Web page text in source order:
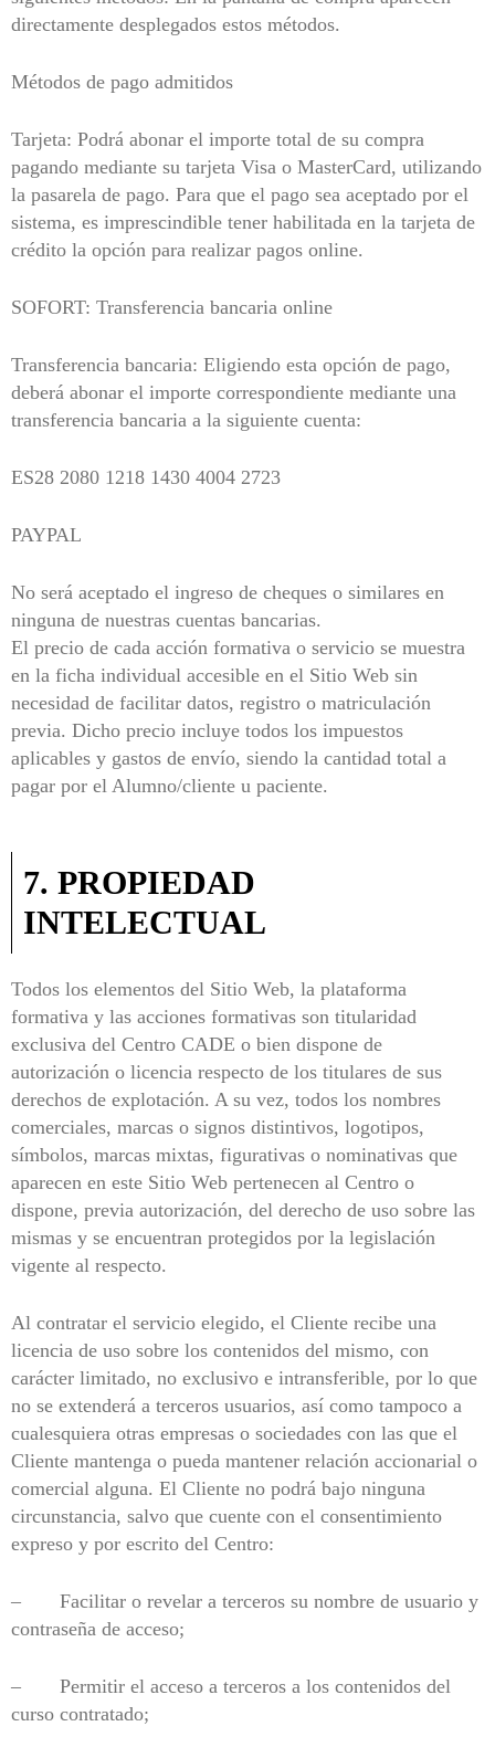
directamente desplegados estos métodos.
Métodos de pago admitidos
Tarjeta: Podrá abonar el importe total de su compra
pagando mediante su tarjeta Visa o MasterCard, utilizando
la pasarela de pago. Para que el pago sea aceptado por el
sistema, es imprescindible tener habilitada en la tarjeta de
crédito la opción para realizar pagos online.
SOFORT: Transferencia bancaria online
Transferencia bancaria: Eligiendo esta opción de pago,
deberá abonar el importe correspondiente mediante una
transferencia bancaria a la siguiente cuenta:
ES28 2080 1218 1430 4004 2723
PAYPAL
No será aceptado el ingreso de cheques o similares en
ninguna de nuestras cuentas bancarias.
El precio de cada acción formativa o servicio se muestra
en la ficha individual accesible en el Sitio Web sin
necesidad de facilitar datos, registro o matriculación
previa. Dicho precio incluye todos los impuestos
aplicables y gastos de envío, siendo la cantidad total a
pagar por el Alumno/cliente u paciente.
7. PROPIEDAD
INTELECTUAL
Todos los elementos del Sitio Web, la plataforma
formativa y las acciones formativas son titularidad
exclusiva del Centro CADE o bien dispone de
autorización o licencia respecto de los titulares de sus
derechos de explotación. A su vez, todos los nombres
comerciales, marcas o signos distintivos, logotipos,
símbolos, marcas mixtas, figurativas o nominativas que
aparecen en este Sitio Web pertenecen al Centro o
dispone, previa autorización, del derecho de uso sobre las
mismas y se encuentran protegidos por la legislación
vigente al respecto.
Al contratar el servicio elegido, el Cliente recibe una
licencia de uso sobre los contenidos del mismo, con
carácter limitado, no exclusivo e intransferible, por lo que
no se extenderá a terceros usuarios, así como tampoco a
cualesquiera otras empresas o sociedades con las que el
Cliente mantenga o pueda mantener relación accionarial o
comercial alguna. El Cliente no podrá bajo ninguna
circunstancia, salvo que cuente con el consentimiento
expreso y por escrito del Centro:
– Facilitar o revelar a terceros su nombre de usuario y
contraseña de acceso;
– Permitir el acceso a terceros a los contenidos del
curso contratado;